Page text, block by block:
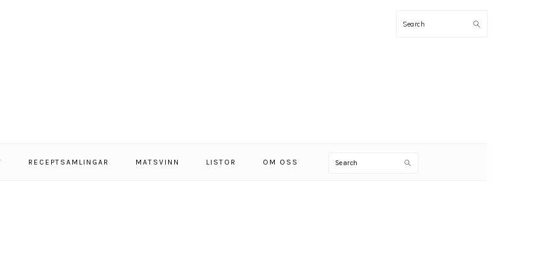
Search
RECEPTSAMLINGAR MATSVINN LISTOR OM OSS Search